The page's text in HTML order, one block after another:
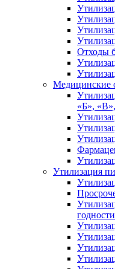
Отходы
Медицинские
«Б»,
Утилизация
годности